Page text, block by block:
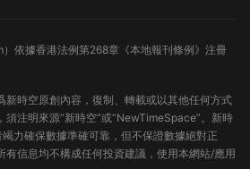
）依據香港法例第268章《本地報刊條例》注冊
新時空原創內容，復制、轉載或以其他任何方式
注明來源“新時空”或“NewTimeSpace”。新時
力確保數據準確可靠，但不保證數據絕對正
有信息均不構成任何投資建議，使用本網站/應用